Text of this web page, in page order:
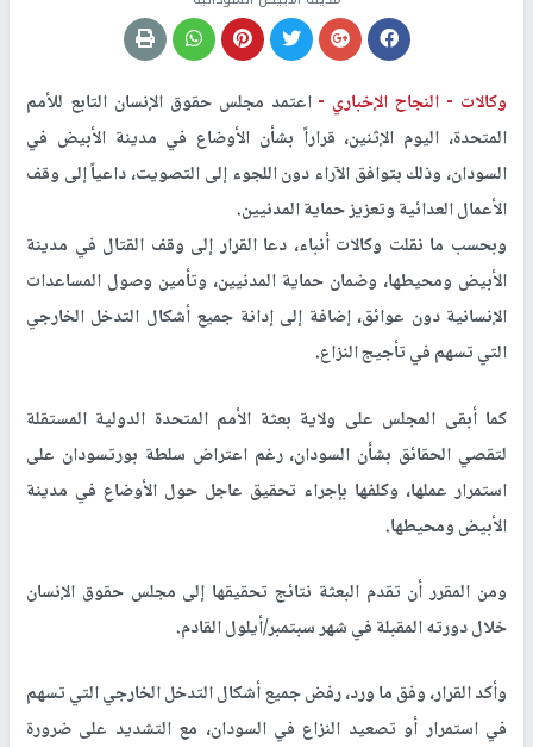
وكالات - النجاح الإخباري -اعتمد مجلس حقوق الإنسان التابع للأمم
المتحدة، اليوم الإثنين، قراراً بشأن الأوضاع في مدينة الأبيض في
السودان، وذلك بتوافق الآراء دون اللجوء إلى التصويت، داعياً إلى وقف
الأعمال العدائية وتعزيز حماية المدنيين.
وبحسب ما نقلت وكالات أنباء، دعا القرار إلى وقف القتال في مدينة
الأبيض ومحيطها، وضمان حماية المدنيين، وتأمين وصول المساعدات
الإنسانية دون عوائق، إضافة إلى إدانة جميع أشكال التدخل الخارجي
التي تسهم في تأجيج النزاع.
كما أبقى المجلس على ولاية بعثة الأمم المتحدة الدولية المستقلة
لتقصي الحقائق بشأن السودان، رغم اعتراض سلطة بورتسودان على
استمرار عملها، وكلفها بإجراء تحقيق عاجل حول الأوضاع في مدينة
الأبيض ومحيطها.
ومن المقرر أن تقدم البعثة نتائج تحقيقها إلى مجلس حقوق الإنسان
خلال دورته المقبلة في شهر سبتمبر/أيلول القادم.
وأكد القرار، وفق ما ورد، رفض جميع أشكال التدخل الخارجي التي تسهم
في استمرار أو تصعيد النزاع في السودان، مع التشديد على ضرورة